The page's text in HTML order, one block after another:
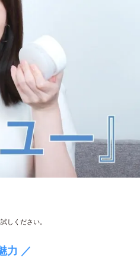
しください。
力 ／